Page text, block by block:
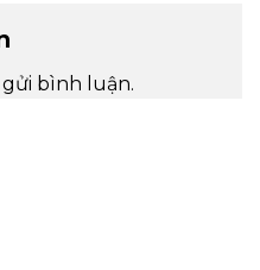
bình luận.